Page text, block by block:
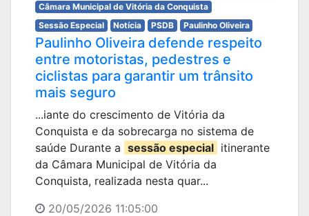
Câmara Municipal de Vitória da Conquista
Sessão Especial
Notícia PSDB Paulinho Oliveira
Paulinho Oliveira defende respeito
entre motoristas, pedestres e
ciclistas para garantir um trânsito
mais seguro
...iante do crescimento de Vitória da
Conquista e da sobrecarga no sistema de
saúde Durante a sessão especial itinerante
da Câmara Municipal de Vitória da
Conquista, realizada nesta quar...
20/05/2026 11:05:00